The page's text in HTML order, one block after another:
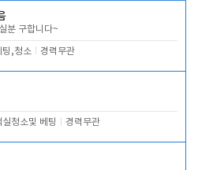
분 구합니다~
팅,청소 경력무관
실청소및 베팅 경력무관